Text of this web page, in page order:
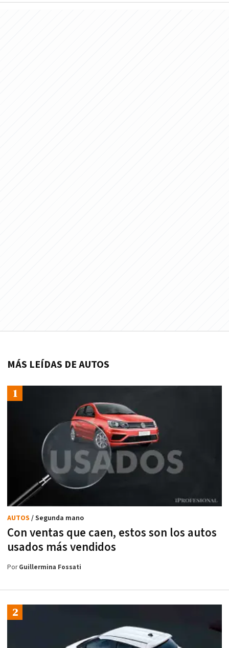
MÁS LEÍDAS DE AUTOS
Con ventas que caen, estos son los autos
usados más vendidos
AUTOS / Segunda mano
PorGuillermina Fossati